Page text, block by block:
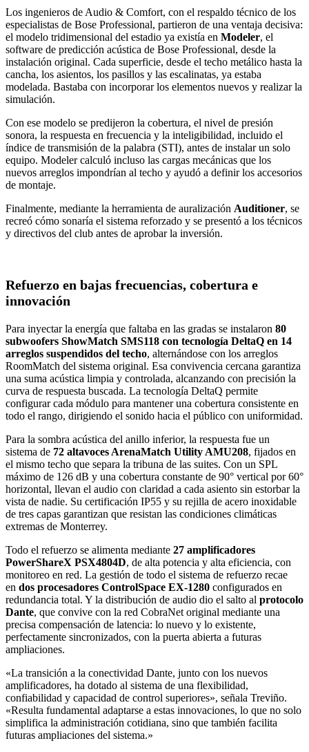
Los ingenieros de Audio & Comfort, con el respaldo técnico de los
especialistas de Bose Professional, partieron de una ventaja decisiva:
el modelo tridimensional del estadio ya existía en Modeler, el
software de predicción acústica de Bose Professional, desde la
instalación original. Cada superficie, desde el techo metálico hasta la
cancha, los asientos, los pasillos y las escalinatas, ya estaba
modelada. Bastaba con incorporar los elementos nuevos y realizar la
simulación.
Con ese modelo se predijeron la cobertura, el nivel de presión
sonora, la respuesta en frecuencia y la inteligibilidad, incluido el
índice de transmisión de la palabra (STI), antes de instalar un solo
equipo. Modeler calculó incluso las cargas mecánicas que los
nuevos arreglos impondrían al techo y ayudó a definir los accesorios
de montaje.
Finalmente, mediante la herramienta de auralización Auditioner, se
recreó cómo sonaría el sistema reforzado y se presentó a los técnicos
y directivos del club antes de aprobar la inversión.
Refuerzo en bajas frecuencias, cobertura e
innovación
Para inyectar la energía que faltaba en las gradas se instalaron 80
subwoofers ShowMatch SMS118 con tecnología DeltaQ en 14
arreglos suspendidos del techo, alternándose con los arreglos
RoomMatch del sistema original. Esa convivencia cercana garantiza
una suma acústica limpia y controlada, alcanzando con precisión la
curva de respuesta buscada. La tecnología DeltaQ permite
configurar cada módulo para mantener una cobertura consistente en
todo el rango, dirigiendo el sonido hacia el público con uniformidad.
Para la sombra acústica del anillo inferior, la respuesta fue un
sistema de 72 altavoces ArenaMatch Utility AMU208, fijados en
el mismo techo que separa la tribuna de las suites. Con un SPL
máximo de 126 dB y una cobertura constante de 90° vertical por 60°
horizontal, llevan el audio con claridad a cada asiento sin estorbar la
vista de nadie. Su certificación IP55 y su rejilla de acero inoxidable
de tres capas garantizan que resistan las condiciones climáticas
extremas de Monterrey.
Todo el refuerzo se alimenta mediante 27 amplificadores
PowerShareX PSX4804D, de alta potencia y alta eficiencia, con
monitoreo en red. La gestión de todo el sistema de refuerzo recae
en dos procesadores ControlSpace EX-1280 configurados en
redundancia total. Y la distribución de audio dio el salto al protocolo
Dante, que convive con la red CobraNet original mediante una
precisa compensación de latencia: lo nuevo y lo existente,
perfectamente sincronizados, con la puerta abierta a futuras
ampliaciones.
«La transición a la conectividad Dante, junto con los nuevos
amplificadores, ha dotado al sistema de una flexibilidad,
confiabilidad y capacidad de control superiores», señala Treviño.
«Resulta fundamental adaptarse a estas innovaciones, lo que no solo
simplifica la administración cotidiana, sino que también facilita
futuras ampliaciones del sistema.»